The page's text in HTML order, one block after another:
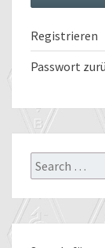
Registrieren
Passwort
Search
for: